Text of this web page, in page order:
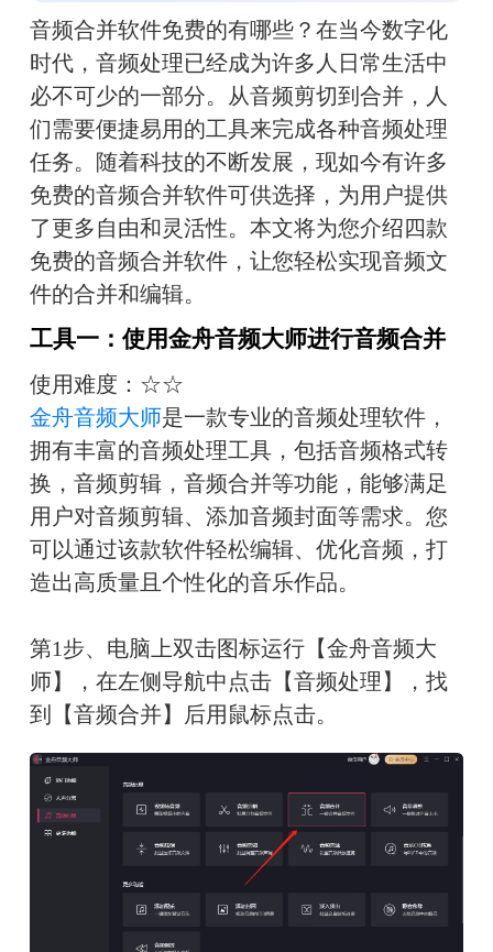
音频合并软件免费的有哪些？在当今数字化
时代，音频处理已经成为许多人日常生活中
必不可少的一部分。从音频剪切到合并，人
们需要便捷易用的工具来完成各种音频处理
任务。随着科技的不断发展，现如今有许多
免费的音频合并软件可供选择，为用户提供
了更多自由和灵活性。本文将为您介绍四款
免费的音频合并软件，让您轻松实现音频文
件的合并和编辑。
工具一：使用金舟音频大师进行音频合并
使用难度：☆☆
金舟音频大师是一款专业的音频处理软件，
拥有丰富的音频处理工具，包括音频格式转
换，音频剪辑，音频合并等功能，能够满足
用户对音频剪辑、添加音频封面等需求。您
可以通过该款软件轻松编辑、优化音频，打
造出高质量且个性化的音乐作品。
第1步、电脑上双击图标运行【金舟音频大
师】，在左侧导航中点击【音频处理】，找
到【音频合并】后用鼠标点击。